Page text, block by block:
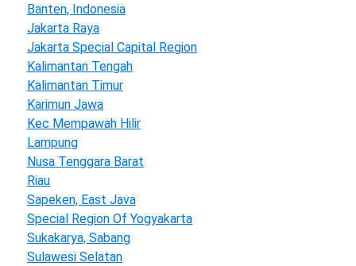
Banten, Indonesia
Jakarta Raya
Jakarta Special Capital Region
Kalimantan Tengah
Kalimantan Timur
Karimun Jawa
Kec Mempawah Hilir
Lampung
Nusa Tenggara Barat
Riau
Sapeken, East Java
Special Region Of Yogyakarta
Sukakarya, Sabang
Sulawesi Selatan